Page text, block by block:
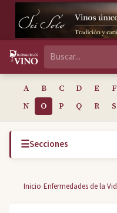
A B C D E F
N
O P Q R S
☰Secciones
Inicio›Enfermedades de la Vid